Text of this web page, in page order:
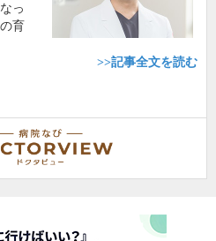
っ
育
>>記事全文を読む